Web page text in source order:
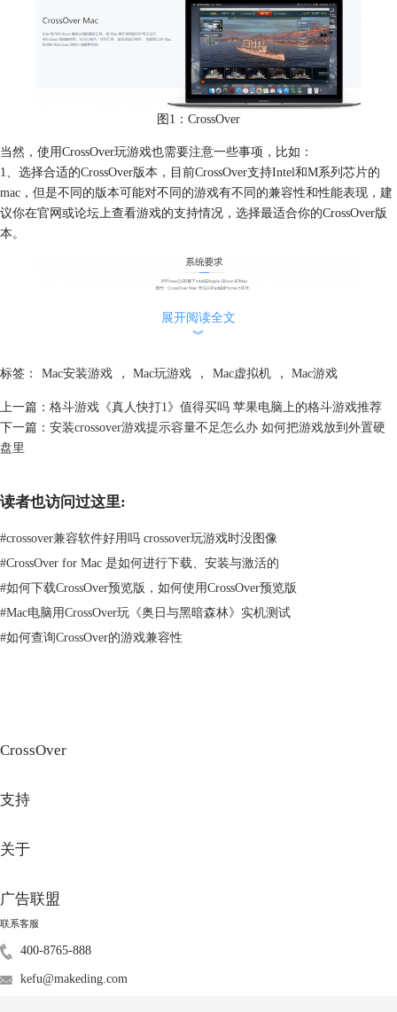
图1：CrossOver
当然，使用CrossOver玩游戏也需要注意一些事项，比如：
1、选择合适的CrossOver版本，目前CrossOver支持Intel和M系列芯片的
mac，但是不同的版本可能对不同的游戏有不同的兼容性和性能表现，建
议你在官网或论坛上查看游戏的支持情况，选择最适合你的CrossOver版
本。
2、选择合适的游戏设置，不同的游戏可能有不同的画质、分辨率、帧率
等设置，建议你根据你的电脑配置和喜好，选择合适的游戏设置，以达到
游戏的流畅度，但是也会降低游戏的画面效果。
3、关闭不必要的后台程序，使用CrossOver玩游戏时，建议你关闭不必要
担，提高游戏的流畅度。同时，也要注意电脑的散热情况，避免电脑过
热，影响游戏的运行。
展开阅读全文
︾
标签： Mac安装游戏 ， Mac玩游戏 ， Mac虚拟机 ， Mac游戏
上一篇： 格斗游戏《真人快打1》值得买吗 苹果电脑上的格斗游戏推荐
下一篇： 安装crossover游戏提示容量不足怎么办 如何把游戏放到外置硬
盘里
读者也访问过这里:
#crossover兼容软件好用吗 crossover玩游戏时没图像
#CrossOver for Mac 是如何进行下载、安装与激活的
#如何下载CrossOver预览版，如何使用CrossOver预览版
#Mac电脑用CrossOver玩《奥日与黑暗森林》实机测试
#如何查询CrossOver的游戏兼容性
CrossOver
支持
关于
广告联盟
联系客服
400-8765-888
kefu@makeding.com